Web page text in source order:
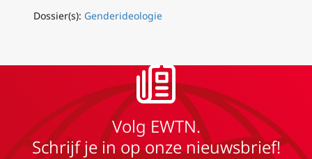
Dossier(s): Genderideologie
Volg EWTN.
Schrijf je in op onze nieuwsbrief!